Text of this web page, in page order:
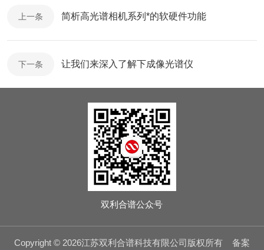
上一条 简析高光谱相机系列*的软硬件功能
下一条 让我们来深入了解下成像光谱仪
双利合谱公众号
Copyright © 2026江苏双利合谱科技有限公司版权所有 备案